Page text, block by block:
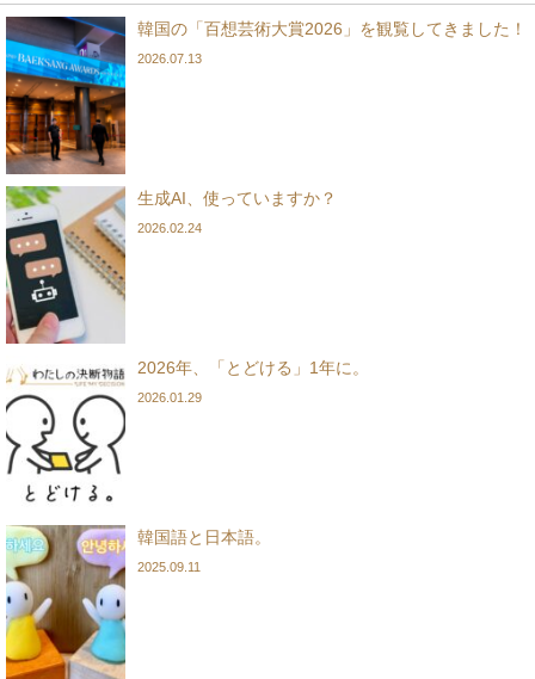
韓国の「百想芸術大賞2026」を観覧してきました！
2026.07.13
生成AI、使っていますか？
2026.02.24
2026年、「とどける」1年に。
2026.01.29
韓国語と日本語。
2025.09.11